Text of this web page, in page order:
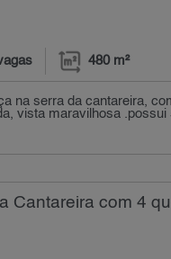
480 m²
na serra da cantareira,
vista maravilhosa .possui
Cantareira com 4